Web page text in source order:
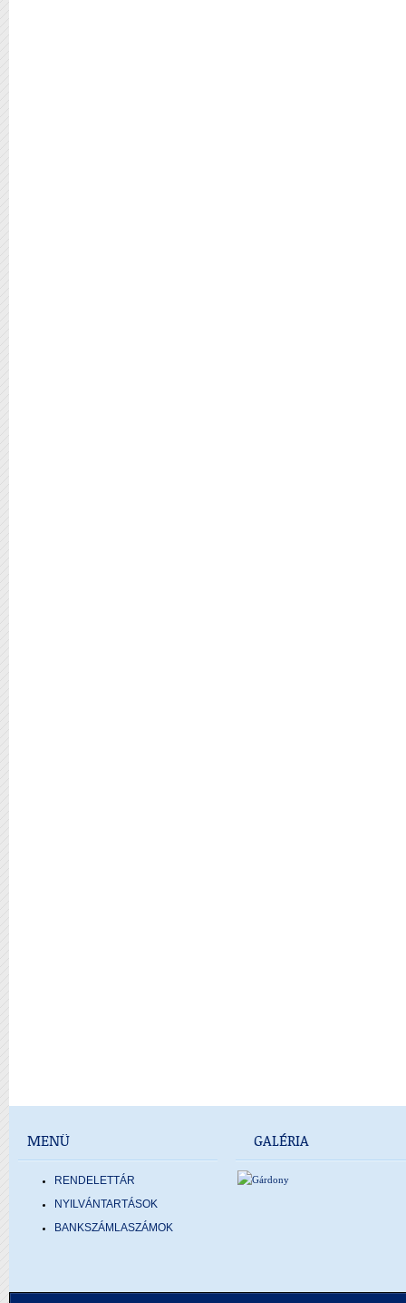
MENÜ
RENDELETTÁR
NYILVÁNTARTÁSOK
BANKSZÁMLASZÁMOK
GALÉRIA